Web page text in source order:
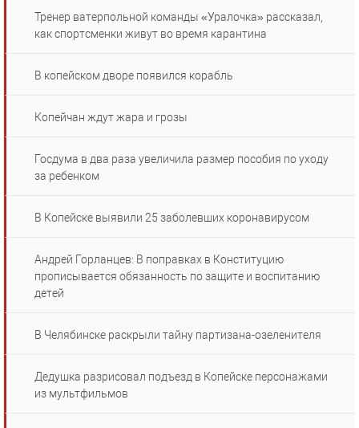
Тренер ватерпольной команды «Уралочка» рассказал,
как спортсменки живут во время карантина
В копейском дворе появился корабль
Копейчан ждут жара и грозы
Госдума в два раза увеличила размер пособия по уходу
за ребенком
В Копейске выявили 25 заболевших коронавирусом
Андрей Горланцев: В поправках в Конституцию
прописывается обязанность по защите и воспитанию
детей
В Челябинске раскрыли тайну партизана-озеленителя
Дедушка разрисовал подъезд в Копейске персонажами
из мультфильмов